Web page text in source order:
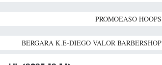
PROMOEASO HOOPS
BERGARA K.E-DIEGO VALOR BARBERSHOP